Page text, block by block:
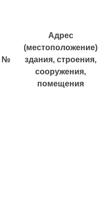
№
Адрес
(местоположение)
здания, строения,
сооружения,
помещения